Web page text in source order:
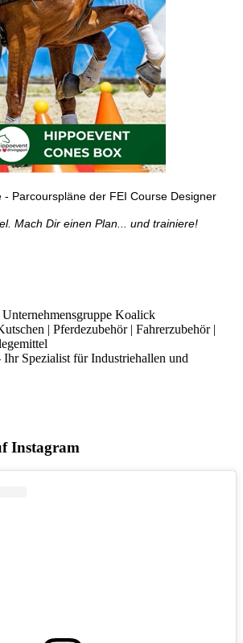
- Parcourspläne der FEI Course Designer
Mach Dir einen Plan... und trainiere!
Instagram